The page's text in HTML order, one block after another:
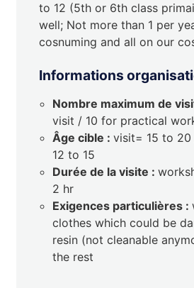
to 12 (5th or 6th class
well; Not more than 1 per
cosnuming and all on our
Informations
Nombre maximum de
visit / 10 for practical
Âge cible :visit= 15 to
12 to 15
Durée de la visite :
2 hr
Exigences particulières :
clothes which could be
resin (not cleanable
the rest